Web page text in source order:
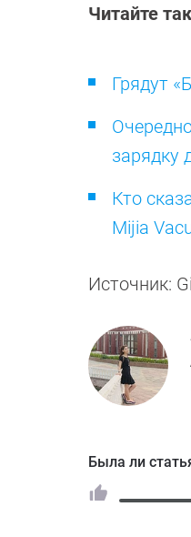
Читайте
Грядут
зарядку
Кто
Mijia
Источник:
Была ли